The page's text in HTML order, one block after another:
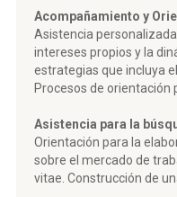
Acompañamiento y
Asistencia
intereses propios y la
estrategias que incluya
Procesos de orientación
Asistencia para la
Orientación para la
sobre el mercado de
vitae. Construcción de